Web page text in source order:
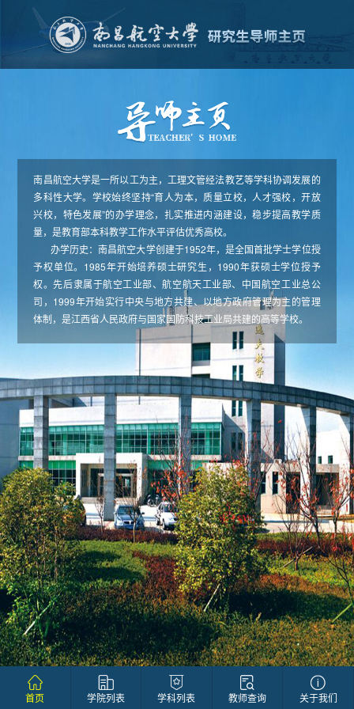
南昌航空大学是一所以工为主，工理文管经法教艺等学科协调发展的
多科性大学。学校始终坚持“育人为本，质量立校，人才强校，开放
兴校，特色发展”的办学理念，扎实推进内涵建设，稳步提高教学质
量，是教育部本科教学工作水平评估优秀高校。
办学历史：南昌航空大学创建于1952年，是全国首批学士学位授
予权单位。1985年开始培养硕士研究生，1990年获硕士学位授予
权。先后隶属于航空工业部、航空航天工业部、中国航空工业总公
司，1999年开始实行中央与地方共建、以地方政府管理为主的管理
体制，是江西省人民政府与国家国防科技工业局共建的高等学校。
首页 学院列表 学科列表 教师查询 关于我们